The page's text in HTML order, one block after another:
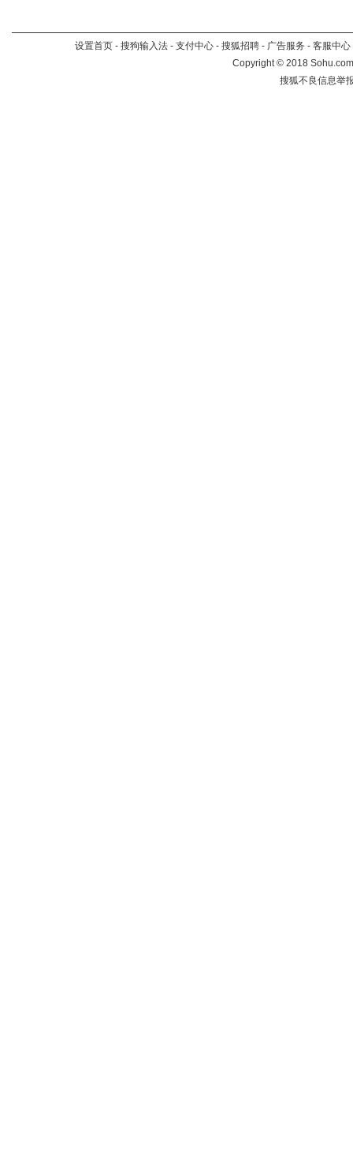
设置首页 - 搜狗输入法 - 支付中心 - 搜狐招聘 - 广告服务 - 客服中心
Copyright©2018
搜狐不良信息举